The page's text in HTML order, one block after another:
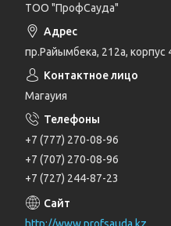
ТОО "ПрофСауда"
пр.Райымбека, 212а,
Магауия
+7 (777) 270-08-96
+7 (707) 270-08-96
+7 (727) 244-87-23